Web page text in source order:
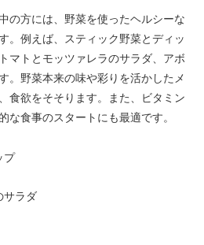
の方には、野菜を使ったヘルシーな
。例えば、スティック野菜とディッ
マトとモッツァレラのサラダ、アボ
。野菜本来の味や彩りを活かしたメ
食欲をそそります。また、ビタミン
な食事のスタートにも最適です。
プ
サラダ